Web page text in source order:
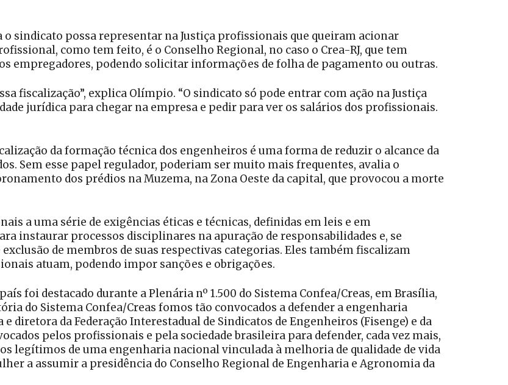
o sindicato possa representar na Justiça profissionais que queiram acionar
como tem feito, é o Conselho Regional, no caso o Crea-RJ, que tem
empregadores, podendo solicitar informações de folha de pagamento ou outras.
fiscalização”, explica Olímpio. “O sindicato só pode entrar com ação na Justiça
jurídica para chegar na empresa e pedir para ver os salários dos profissionais.
da formação técnica dos engenheiros é uma forma de reduzir o alcance da
Sem esse papel regulador, poderiam ser muito mais frequentes, avalia o
dos prédios na Muzema, na Zona Oeste da capital, que provocou a morte
a uma série de exigências éticas e técnicas, definidas em leis e em
instaurar processos disciplinares na apuração de responsabilidades e, se
de membros de suas respectivas categorias. Eles também fiscalizam
atuam, podendo impor sanções e obrigações.
foi destacado durante a Plenária nº 1.500 do Sistema Confea/Creas, em Brasília,
do Sistema Confea/Creas fomos tão convocados a defender a engenharia
diretora da Federação Interestadual de Sindicatos de Engenheiros (Fisenge) e da
pelos profissionais e pela sociedade brasileira para defender, cada vez mais,
legítimos de uma engenharia nacional vinculada à melhoria de qualidade de vida
a assumir a presidência do Conselho Regional de Engenharia e Agronomia da